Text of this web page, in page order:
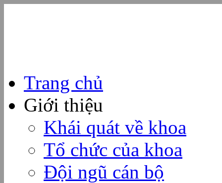
Trang chủ
Giới thiệu
Khái quát về khoa
Tổ chức của khoa
Đội ngũ cán bộ